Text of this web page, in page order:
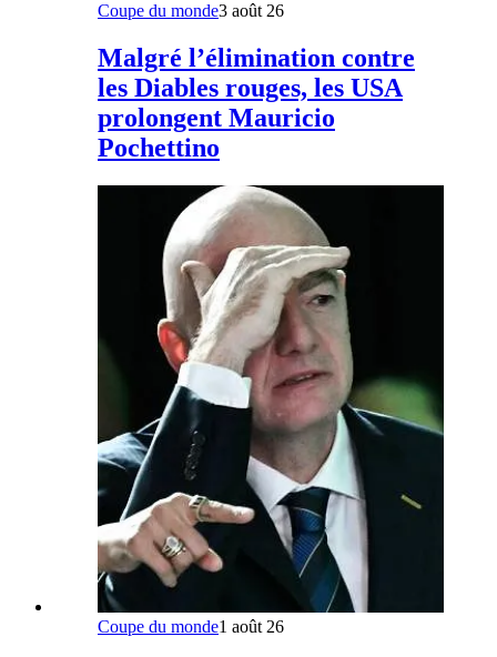
Coupe du monde3 août 26
Malgré l’élimination contre
les Diables rouges, les USA
prolongent Mauricio
Pochettino
Coupe du monde1 août 26